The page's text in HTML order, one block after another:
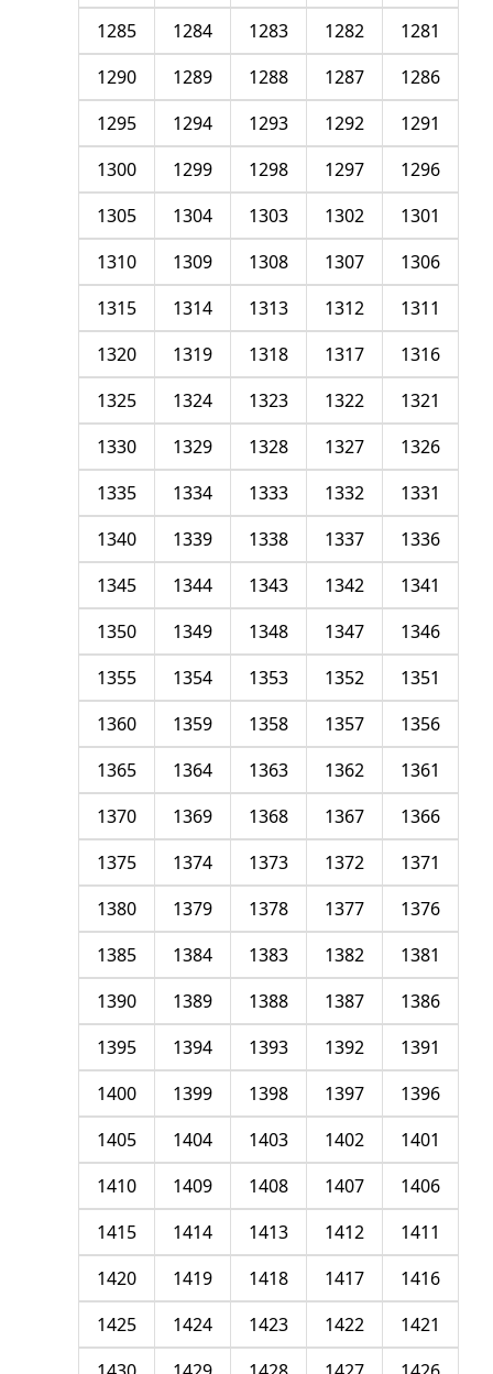
1281
1282
1283
1284
1285
1286
1287
1288
1289
1290
1291
1292
1293
1294
1295
1296
1297
1298
1299
1300
1301
1302
1303
1304
1305
1306
1307
1308
1309
1310
1311
1312
1313
1314
1315
1316
1317
1318
1319
1320
1321
1322
1323
1324
1325
1326
1327
1328
1329
1330
1331
1332
1333
1334
1335
1336
1337
1338
1339
1340
1341
1342
1343
1344
1345
1346
1347
1348
1349
1350
1351
1352
1353
1354
1355
1356
1357
1358
1359
1360
1361
1362
1363
1364
1365
1366
1367
1368
1369
1370
1371
1372
1373
1374
1375
1376
1377
1378
1379
1380
1381
1382
1383
1384
1385
1386
1387
1388
1389
1390
1391
1392
1393
1394
1395
1396
1397
1398
1399
1400
1401
1402
1403
1404
1405
1406
1407
1408
1409
1410
1411
1412
1413
1414
1415
1416
1417
1418
1419
1420
1421
1422
1423
1424
1425